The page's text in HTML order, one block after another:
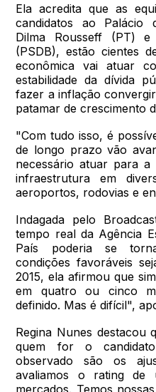
Ela acredita que as
candidatos ao Palácio
Dilma Rousseff (PT)
(PSDB), estão cientes
econômica vai atuar
estabilidade da dívida
fazer a inflação
patamar de crescimento
"Com tudo isso, é
de longo prazo vão
necessário atuar para
infraestrutura em
aeroportos, rodovias e
Indagada pelo
tempo real da Agência
País poderia se
condições favoráveis
2015, ela afirmou que
em quatro ou cinco
definido. Mas é difícil",
Regina Nunes destacou
quem for o
observado são os
avaliamos o rating
mercados. Temos